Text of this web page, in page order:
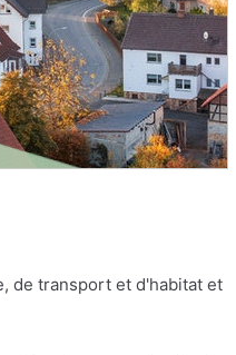
de transport et d'habitat et